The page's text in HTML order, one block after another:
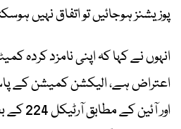
پوزیشنز ہوجائیں تو اتفاق نہیں
انہوں نے کہا کہ اپنی نامزد کردہ
اعتراض ہے، الیکشن کمیشن کے